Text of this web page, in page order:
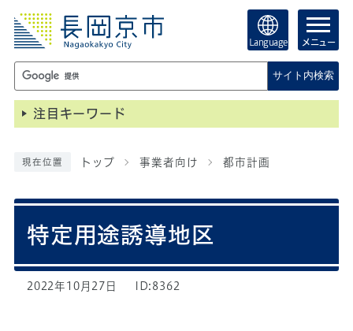
Language メニュー
サイト内検索
注目キーワード
現在位置 トップ 事業者向け 都市計画
特定用途誘導地区
2022年10月27日 ID:8362